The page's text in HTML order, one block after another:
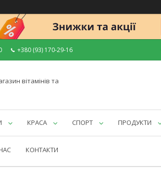
+380 (93) 170-29-16
вітамінів та
КРАСА СПОРТ ПРОДУКТИ
КОНТАКТИ